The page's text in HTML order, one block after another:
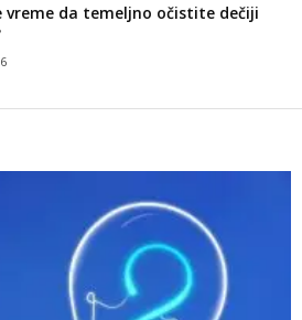
vreme da temeljno očistite dečiji